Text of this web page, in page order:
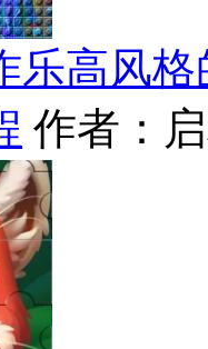
乐高风
作者：